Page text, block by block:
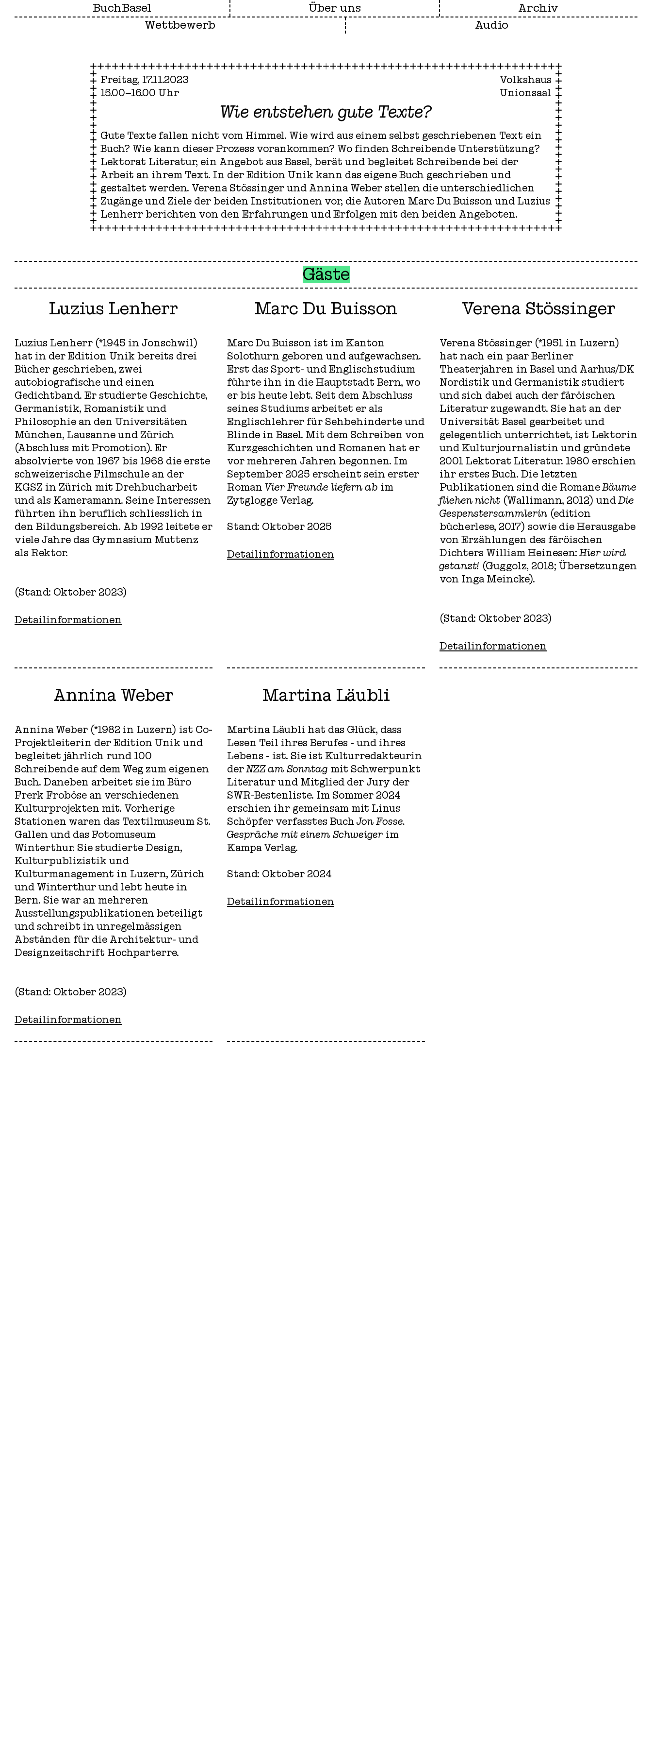
BuchBasel Über uns
Archiv
Wettbewerb
Audio
Freitag, 17.11.2023
15.00–16.00 Uhr
Volkshaus
Unionsaal
Wie entstehen gute Texte?
Gute Texte fallen nicht vom Himmel. Wie wird aus einem selbst geschriebenen Text ein
Buch? Wie kann dieser Prozess vorankommen? Wo finden Schreibende Unterstützung?
Lektorat Literatur, ein Angebot aus Basel, berät und begleitet Schreibende bei der
Arbeit an ihrem Text. In der Edition Unik kann das eigene Buch geschrieben und
gestaltet werden. Verena Stössinger und Annina Weber stellen die unterschiedlichen
Zugänge und Ziele der beiden Institutionen vor, die Autoren Marc Du Buisson und Luzius
Lenherr berichten von den Erfahrungen und Erfolgen mit den beiden Angeboten.
Gäste
Luzius Lenherr
Luzius Lenherr (*1945 in Jonschwil)
hat in der Edition Unik bereits drei
Bücher geschrieben, zwei
autobiografische und einen
Gedichtband. Er studierte Geschichte,
Germanistik, Romanistik und
Philosophie an den Universitäten
München, Lausanne und Zürich
(Abschluss mit Promotion). Er
absolvierte von 1967 bis 1968 die erste
schweizerische Filmschule an der
KGSZ in Zürich mit Drehbucharbeit
und als Kameramann. Seine Interessen
führten ihn beruflich schliesslich in
den Bildungsbereich. Ab 1992 leitete er
viele Jahre das Gymnasium Muttenz
als Rektor.
(Stand: Oktober 2023)
Detailinformationen
Marc Du Buisson
Marc Du Buisson ist im Kanton
Solothurn geboren und aufgewachsen.
Erst das Sport- und Englischstudium
führte ihn in die Hauptstadt Bern, wo
er bis heute lebt. Seit dem Abschluss
seines Studiums arbeitet er als
Englischlehrer für Sehbehinderte und
Blinde in Basel. Mit dem Schreiben von
Kurzgeschichten und Romanen hat er
vor mehreren Jahren begonnen. Im
September 2025 erscheint sein erster
Roman Vier Freunde liefern ab im
Zytglogge Verlag.
Stand: Oktober 2025
Detailinformationen
Verena Stössinger
Verena Stössinger (*1951 in Luzern)
hat nach ein paar Berliner
Theaterjahren in Basel und Aarhus/DK
Nordistik und Germanistik studiert
und sich dabei auch der färöischen
Literatur zugewandt. Sie hat an der
Universität Basel gearbeitet und
gelegentlich unterrichtet, ist Lektorin
und Kulturjournalistin und gründete
2001 Lektorat Literatur. 1980 erschien
ihr erstes Buch. Die letzten
Publikationen sind die RomaneBäume
fliehen nicht (Wallimann, 2012) undDie
Gespenstersammlerin (edition
bücherlese, 2017) sowie die Herausgabe
von Erzählungen des färöischen
Dichters William Heinesen:Hier wird
getanzt! (Guggolz, 2018; Übersetzungen
von Inga Meincke).
(Stand: Oktober 2023)
Detailinformationen
Annina Weber
Annina Weber (*1982 in Luzern) ist Co-
Projektleiterin der Edition Unik und
begleitet jährlich rund 100
Schreibende auf dem Weg zum eigenen
Buch. Daneben arbeitet sie im Büro
Frerk Froböse an verschiedenen
Kulturprojekten mit. Vorherige
Stationen waren das Textilmuseum St.
Gallen und das Fotomuseum
Winterthur. Sie studierte Design,
Kulturpublizistik und
Kulturmanagement in Luzern, Zürich
und Winterthur und lebt heute in
Bern. Sie war an mehreren
Ausstellungspublikationen beteiligt
und schreibt in unregelmässigen
Abständen für die Architektur- und
Designzeitschrift Hochparterre.
(Stand: Oktober 2023)
Detailinformationen
Martina Läubli
Martina Läubli hat das Glück, dass
Lesen Teil ihres Berufes - und ihres
Lebens - ist. Sie ist Kulturredakteurin
derNZZ am Sonntag mit Schwerpunkt
Literatur und Mitglied der Jury der
SWR-Bestenliste. Im Sommer 2024
erschien ihr gemeinsam mit Linus
Schöpfer verfasstes BuchJon Fosse.
Gespräche mit einem Schweiger im
Kampa Verlag.
Stand: Oktober 2024
Detailinformationen